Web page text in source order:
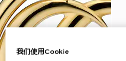
我们使用Cookie